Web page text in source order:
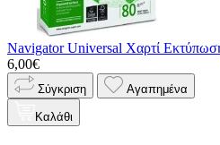
Navigator Universal Χαρτί
6,00€
Σύγκριση Αγαπημένα
Καλάθι